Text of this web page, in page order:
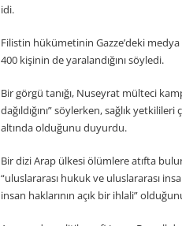
idi.
Filistin hükümetinin Gazze’deki medya
400 kişinin de yaralandığını söyledi.
Bir görgü tanığı, Nuseyrat mülteci
dağıldığını” söylerken, sağlık
altında olduğunu duyurdu.
Bir dizi Arap ülkesi ölümlere atıfta
“uluslararası hukuk ve uluslararası
insan haklarının açık bir ihlali”